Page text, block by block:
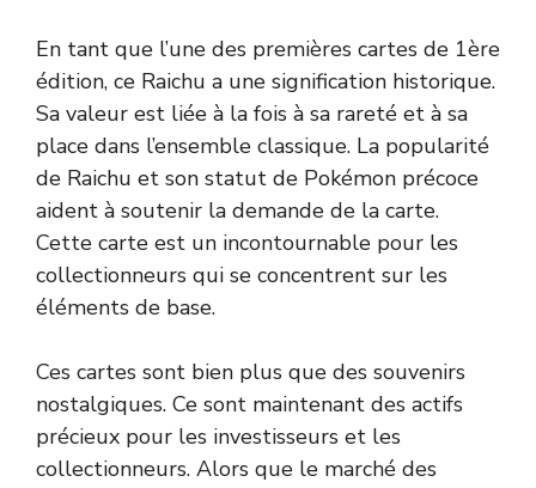
En tant que l’une des premières cartes de 1ère
édition, ce Raichu a une signification historique.
Sa valeur est liée à la fois à sa rareté et à sa
place dans l’ensemble classique. La popularité
de Raichu et son statut de Pokémon précoce
aident à soutenir la demande de la carte.
Cette carte est un incontournable pour les
collectionneurs qui se concentrent sur les
éléments de base.
Ces cartes sont bien plus que des souvenirs
nostalgiques. Ce sont maintenant des actifs
précieux pour les investisseurs et les
collectionneurs. Alors que le marché des